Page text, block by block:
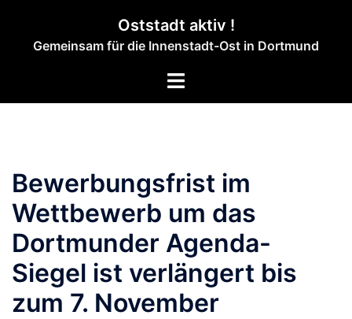
springen
Oststadt aktiv !
Gemeinsam für die Innenstadt-Ost in Dortmund
Menü
Bewerbungsfrist im
Wettbewerb um das
Dortmunder Agenda-
Siegel ist verlängert bis
zum 7. November